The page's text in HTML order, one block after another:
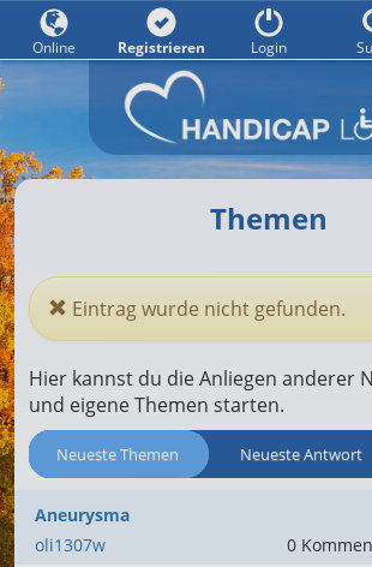
Themen
Eintrag wurde nicht gefunden.
Hier kannst du die Anliegen anderer
und eigene Themen starten.
Neueste Themen Neueste Antwort
Aneurysma
oli1307w
0
Online Registrieren Login